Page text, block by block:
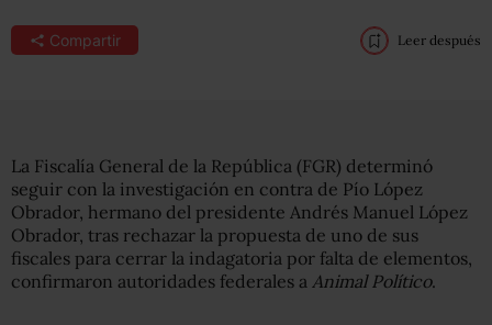
Compartir Leer después
La Fiscalía General de la República (FGR) determinó
seguir con la investigación en contra de Pío López
Obrador, hermano del presidente Andrés Manuel López
Obrador, tras rechazar la propuesta de uno de sus
fiscales para cerrar la indagatoria por falta de elementos,
confirmaron autoridades federales a Animal Político.